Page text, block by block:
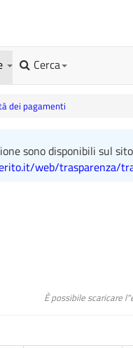
Cerca
dei pagamenti
sono disponibili sul
web/trasparenza/
È possibile scaricare